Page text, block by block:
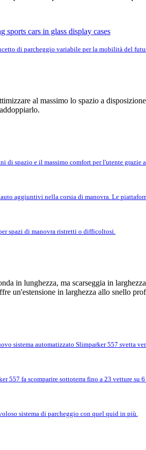
di parcheggio variabile per la mobilità del
al massimo lo spazio a
di spazio e il massimo comfort per l'utente
aggiuntivi nella corsia di manovra. Le
spazi di manovra ristretti o difficoltosi.
in lunghezza, ma scarseggia in
un'estensione in larghezza allo snello
sistema automatizzato Slimparker 557 svetta
557 fa scomparire sottoterra fino a 23 vetture
sistema di parcheggio con quel quid in più.